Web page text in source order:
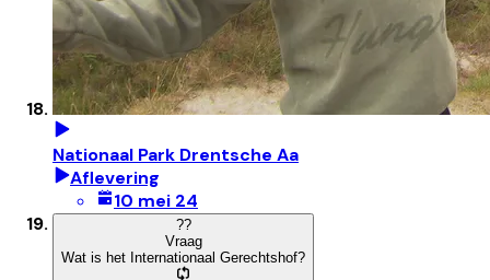
Nationaal Park Drentsche Aa
Aflevering
10 mei 24
??
Vraag
Wat is het Internationaal Gerechtshof?